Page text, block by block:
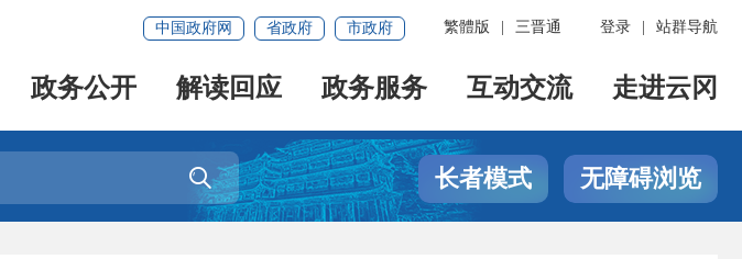
登录 站群导航
繁體版 三晋通
中国政府网 省政府 市政府
政务公开 解读回应 政务服务 互动交流 走进云冈
 长者模式 无障碍浏览